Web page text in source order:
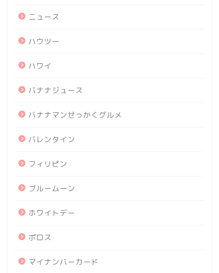
ニュース
ハウツー
ハワイ
バナナジュース
バナナマンせっかくグルメ
バレンタイン
フィリピン
ブルームーン
ホワイトデー
ポロス
マイナンバーカード